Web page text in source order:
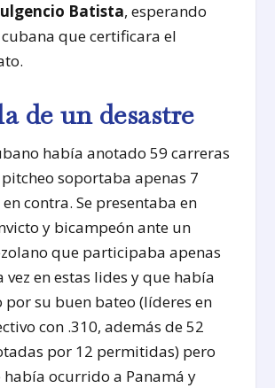
Batista, esperando
que certificara el
de un desastre
había anotado 59 carreras
soportaba apenas 7
contra. Se presentaba en
y bicampeón ante un
que participaba apenas
vez en estas lides y que había
su buen bateo (líderes en
con .310, además de 52
por 12 permitidas) pero
había ocurrido a Panamá y